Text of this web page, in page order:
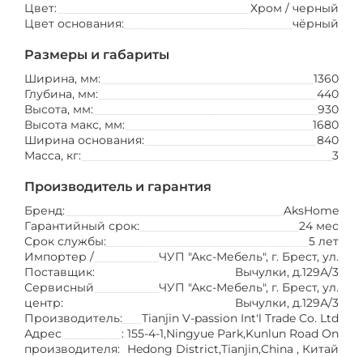
Цвет:
Хром / черный
Цвет основания:
чёрный
Размеры и габариты
Ширина, мм:
1360
Глубина, мм:
440
Высота, мм:
930
Высота макс, мм:
1680
Ширина основания:
840
Масса, кг:
3
Производитель и гарантия
Бренд:
AksHome
Гарантийный срок:
24 мес
Срок службы:
5 лет
Импортер /
Поставщик:
ЧУП "Акс-Мебель", г. Брест, ул.
Вычулки, д.129А/3
Сервисный
центр:
ЧУП "Акс-Мебель", г. Брест, ул.
Вычулки, д.129А/3
Производитель:
Tianjin V-passion Int'l Trade Co. Ltd
Адрес
производителя:
: 155-4-1,Ningyue Park,Kunlun Road On
Hedong District,Tianjin,China , Китай